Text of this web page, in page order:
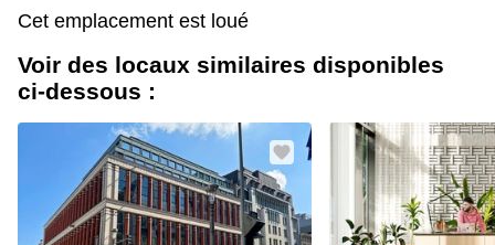
Types
d'espaces
Bureaux
d’affaires
Coworking
Salles
Villes
Populaires
Alost
Bruges
Bruxelles
Recherches
populaires
Bureau
a louer
Bruxelles
Bureau
Aide
Qui sommes-nous?
Publier un bureau
Cet emplacement est loué
Voir des locaux similaires disponibles
ci-dessous :